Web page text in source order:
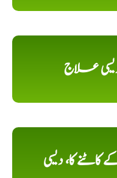
علاج
کا، دیسی